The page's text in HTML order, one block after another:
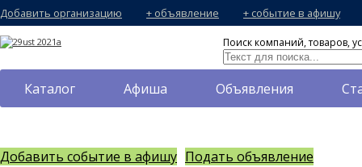
Добавить организацию + объявление + событие в афишу
Поиск компаний, товаров,
Каталог Афиша Объявления
Добавить событие в афишу Подать объявление